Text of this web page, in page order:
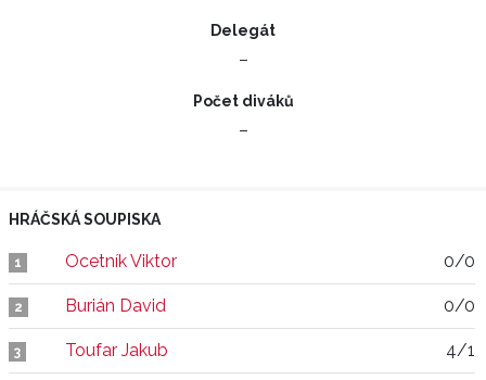
Delegát
–
Počet diváků
–
HRÁČSKÁ SOUPISKA
1 Ocetník Viktor 0/0
2 Burián David 0/0
3 Toufar Jakub 4/1